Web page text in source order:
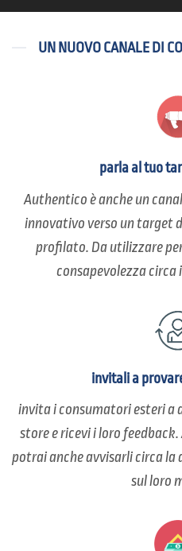
UN NUOVO CANALE DI
parla al tuo
Authentico è anche un
innovativo verso un target
profilato. Da utilizzare
consapevolezza
invitali a
invita i consumatori esteri a
store e ricevi i loro
potrai anche avvisarli circa
sul loro